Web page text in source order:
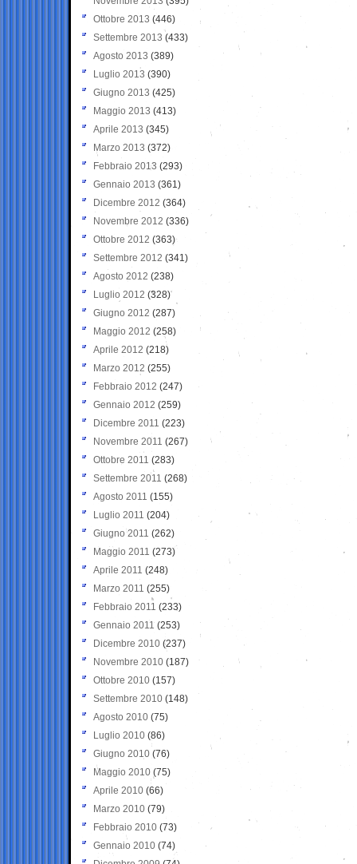
Ottobre 2013 (446)
Settembre 2013 (433)
Agosto 2013 (389)
Luglio 2013 (390)
Giugno 2013 (425)
Maggio 2013 (413)
Aprile 2013 (345)
Marzo 2013 (372)
Febbraio 2013 (293)
Gennaio 2013 (361)
Dicembre 2012 (364)
Novembre 2012 (336)
Ottobre 2012 (363)
Settembre 2012 (341)
Agosto 2012 (238)
Luglio 2012 (328)
Giugno 2012 (287)
Maggio 2012 (258)
Aprile 2012 (218)
Marzo 2012 (255)
Febbraio 2012 (247)
Gennaio 2012 (259)
Dicembre 2011 (223)
Novembre 2011 (267)
Ottobre 2011 (283)
Settembre 2011 (268)
Agosto 2011 (155)
Luglio 2011 (204)
Giugno 2011 (262)
Maggio 2011 (273)
Aprile 2011 (248)
Marzo 2011 (255)
Febbraio 2011 (233)
Gennaio 2011 (253)
Dicembre 2010 (237)
Novembre 2010 (187)
Ottobre 2010 (157)
Settembre 2010 (148)
Agosto 2010 (75)
Luglio 2010 (86)
Giugno 2010 (76)
Maggio 2010 (75)
Aprile 2010 (66)
Marzo 2010 (79)
Febbraio 2010 (73)
Gennaio 2010 (74)